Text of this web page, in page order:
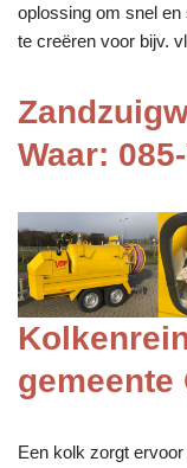
oplossing om snel
te creëren voor bijv.
Waar:
gemeente
Een kolk zorgt